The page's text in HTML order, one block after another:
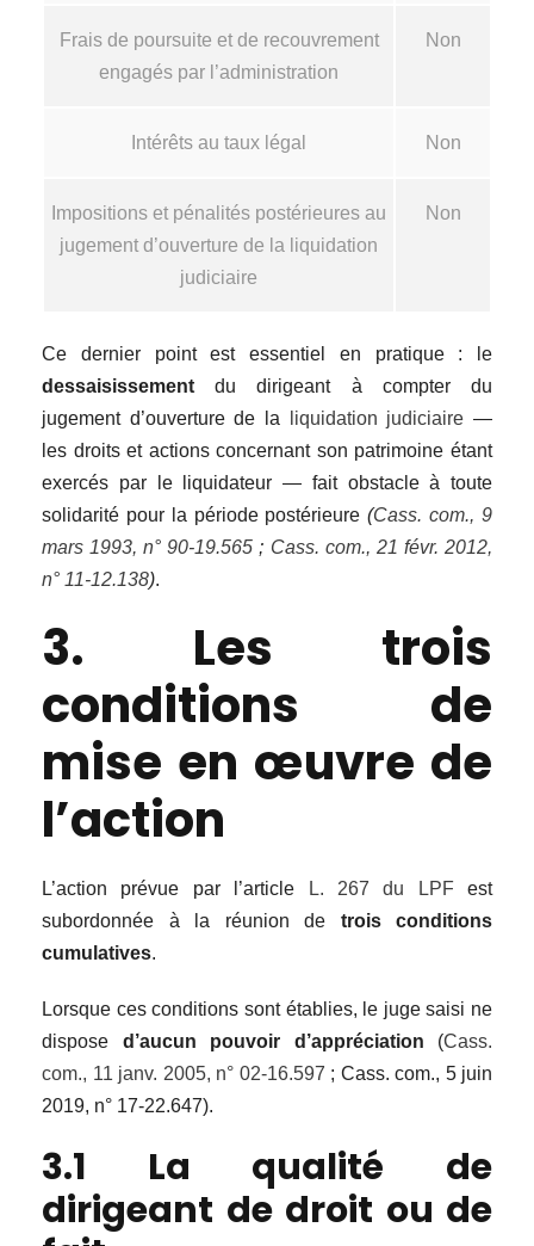
Frais de poursuite et de recouvrement
engagés par l’administration
Non
Intérêts au taux légal Non
Impositions et pénalités postérieures au
jugement d’ouverture de la liquidation
judiciaire
Non
Ce dernier point est essentiel en pratique : le
dessaisissement du dirigeant à compter du
jugement d’ouverture de la
liquidation judiciaire —
les droits et actions concernant son patrimoine étant
exercés par le liquidateur — fait obstacle à toute
solidarité pour la période postérieure(Cass. com., 9
mars 1993, n° 90-19.565 ; Cass. com., 21 févr. 2012,
n° 11-12.138).
3. Les trois
conditions de
mise en œuvre de
l’action
L’action prévue par l’article L. 267 du LPFest
subordonnée à la réunion de trois conditions
cumulatives.
Lorsque ces conditions sont établies, le juge saisi ne
dispose d’aucun pouvoir d’appréciation (Cass.
com., 11 janv. 2005, n° 02-16.597 ; Cass. com., 5 juin
2019, n° 17-22.647).
3.1 La qualité de
dirigeant de droit ou de